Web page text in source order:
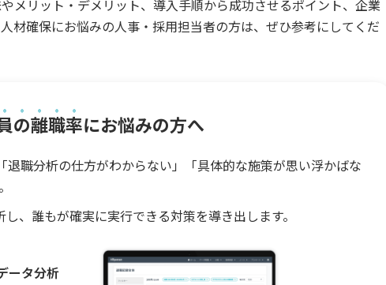
メリット・デメリット、導入手順から成功させるポイント、企業
材確保にお悩みの人事・採用担当者の方は、ぜひ参考にしてくだ
の離職率にお悩みの方へ
退職分析の仕方がわからない」「具体的な施策が思い浮かばな
、誰もが確実に実行できる対策を導き出します。
ータ分析